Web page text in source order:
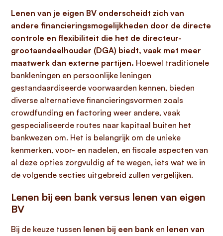
Lenen van je eigen BV onderscheidt zich van
andere financieringsmogelijkheden door de directe
controle en flexibiliteit die het de directeur-
grootaandeelhouder (DGA) biedt, vaak met meer
maatwerk dan externe partijen. Hoewel traditionele
bankleningen en persoonlijke leningen
gestandaardiseerde voorwaarden kennen, bieden
diverse alternatieve financieringsvormen zoals
crowdfunding en factoring weer andere, vaak
gespecialiseerde routes naar kapitaal buiten het
bankwezen om. Het is belangrijk om de unieke
kenmerken, voor- en nadelen, en fiscale aspecten van
al deze opties zorgvuldig af te wegen, iets wat we in
de volgende secties uitgebreid zullen vergelijken.
Lenen bij een bank versus lenen van eigen
BV
Bij de keuze tussen lenen bij een bank en lenen van